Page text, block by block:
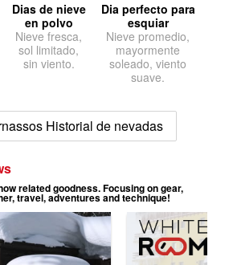
Dias de nieve
en polvo
Nieve fresca,
sol limitado,
sin viento.
Dia perfecto para
esquiar
Nieve promedio,
mayormente
soleado, viento
suave.
Historial de nevadas